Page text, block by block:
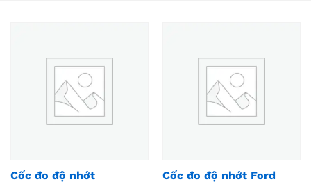
Cốc đo độ nhớt Cốc đo độ nhớt Ford